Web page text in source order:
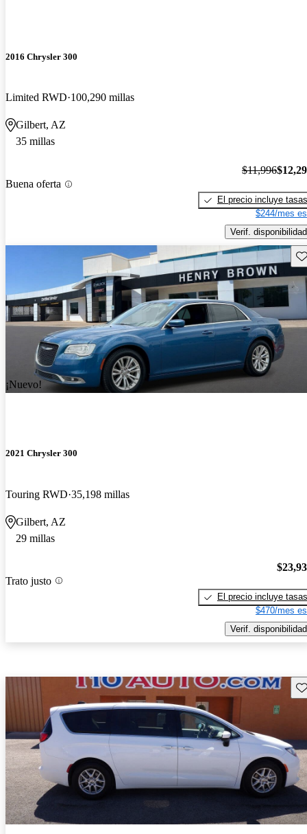
2016 Chrysler 300
Limited RWD 100,290 millas
Gilbert, AZ
35 millas
Buena oferta
$11,996
El precio incluye tasas
$244/mes
Verif. disponibilidad
¡Nuevo!
2021 Chrysler 300
Touring RWD 35,198 millas
Gilbert, AZ
29 millas
Trato justo
El precio incluye tasas
$470/mes
Verif. disponibilidad